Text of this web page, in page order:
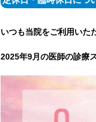
いつも当院をご利用いた
2025年9月の医師の診療